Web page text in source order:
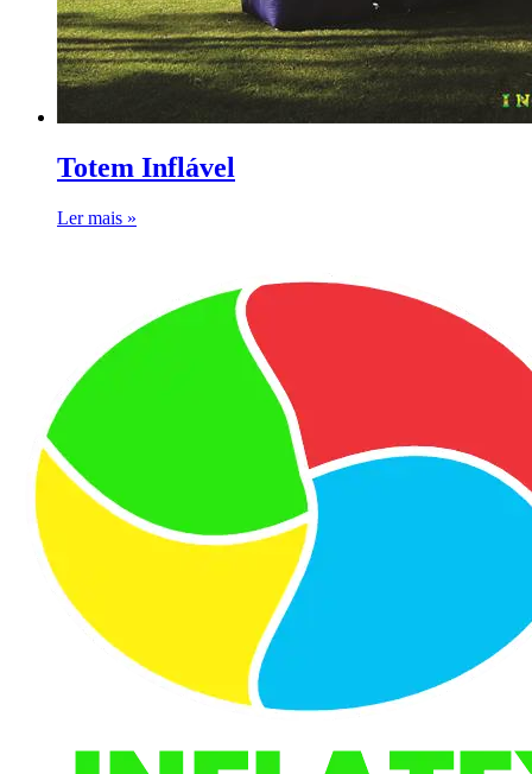
Totem Inflável
Ler mais »